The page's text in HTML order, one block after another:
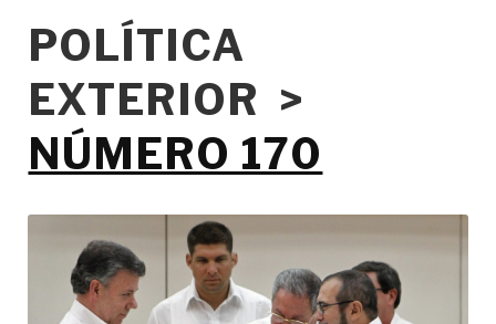
POLÍTICA
EXTERIOR >
NÚMERO 170